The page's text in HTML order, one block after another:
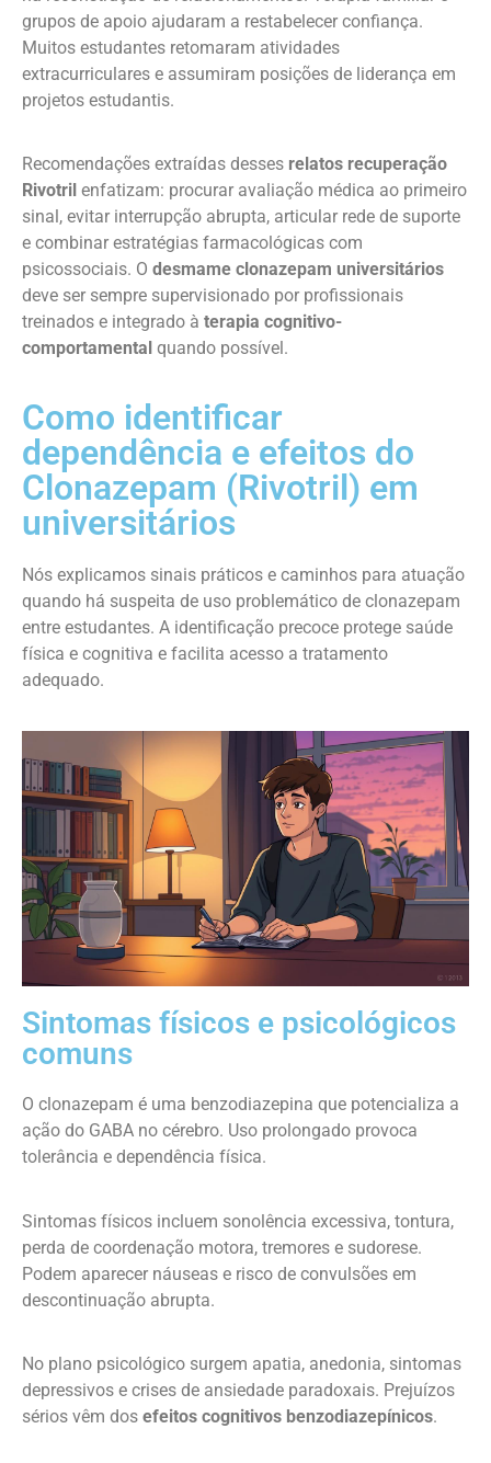
grupos de apoio ajudaram a restabelecer confiança.
Muitos estudantes retomaram atividades
extracurriculares e assumiram posições de liderança em
projetos estudantis.
Recomendações extraídas desses relatos recuperação
Rivotril enfatizam: procurar avaliação médica ao primeiro
sinal, evitar interrupção abrupta, articular rede de suporte
e combinar estratégias farmacológicas com
psicossociais. O desmame clonazepam universitários
deve ser sempre supervisionado por profissionais
treinados e integrado à terapia cognitivo-
comportamental quando possível.
Como identificar
dependência e efeitos do
Clonazepam (Rivotril) em
universitários
Nós explicamos sinais práticos e caminhos para atuação
quando há suspeita de uso problemático de clonazepam
entre estudantes. A identificação precoce protege saúde
física e cognitiva e facilita acesso a tratamento
adequado.
Sintomas físicos e psicológicos
comuns
O clonazepam é uma benzodiazepina que potencializa a
ação do GABA no cérebro. Uso prolongado provoca
tolerância e dependência física.
Sintomas físicos incluem sonolência excessiva, tontura,
perda de coordenação motora, tremores e sudorese.
Podem aparecer náuseas e risco de convulsões em
descontinuação abrupta.
No plano psicológico surgem apatia, anedonia, sintomas
depressivos e crises de ansiedade paradoxais. Prejuízos
sérios vêm dos efeitos cognitivos benzodiazepínicos.